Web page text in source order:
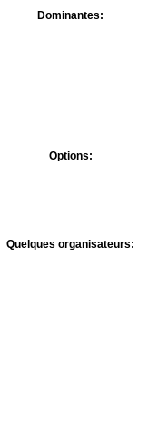
Dominantes:
Options:
Quelques organisateurs: